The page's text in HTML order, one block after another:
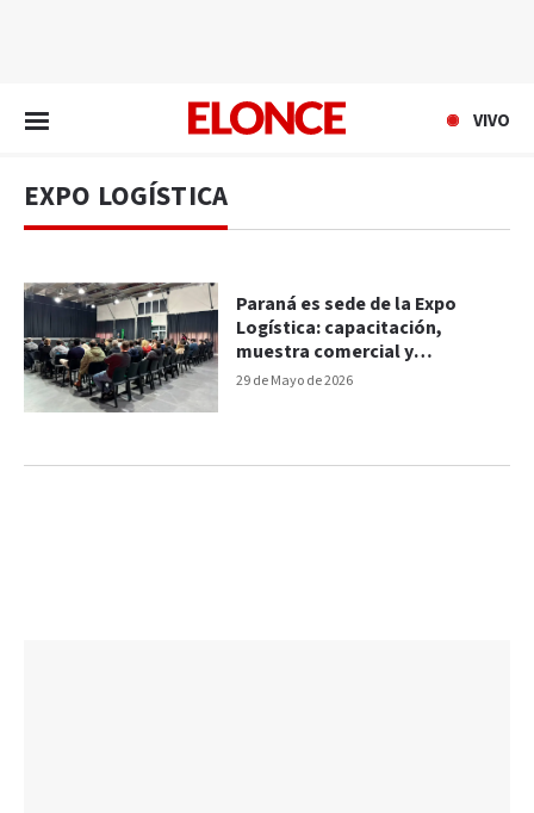
VIVO
EXPO LOGÍSTICA
29 de Mayo de 2026
Paraná es sede de la Expo
Logística: capacitación,
muestra comercial y
networking